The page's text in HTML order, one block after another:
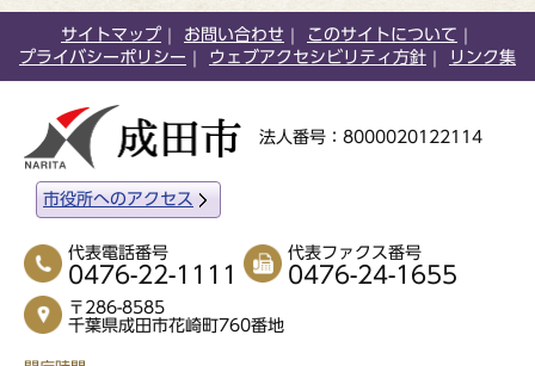
サイトマップ お問い合わせ
このサイトについて
プライバシーポリシー
ウェブアクセシビリティ方針 リンク集
法人番号：8000020122114
市役所へのアクセス
代表電話番号
0476-22-1111
代表ファクス番号
0476-24-1655
〒286-8585
千葉県成田市花崎町760番地